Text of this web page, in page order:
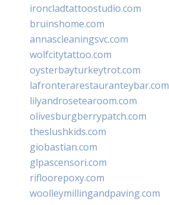
ironcladtattoostudio.com
bruinshome.com
annascleaningsvc.com
wolfcitytattoo.com
oysterbayturkeytrot.com
lafronterarestauranteybar.com
lilyandrosetearoom.com
olivesburgberrypatch.com
theslushkids.com
giobastian.com
glpascensori.com
rifloorepoxy.com
woolleymillingandpaving.com